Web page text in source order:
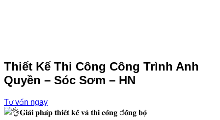
Thiết Kế Thi Công Công Trình Anh
Quyền – Sóc Sơm – HN
Tư vấn ngay
𝐆𝐢𝐚̉𝐢 𝐩𝐡𝐚́𝐩 𝐭𝐡𝐢𝐞̂́𝐭 𝐤𝐞̂́ 𝐯𝐚̀ 𝐭𝐡𝐢 𝐜𝐨̂𝐧𝐠 đ𝐨̂̀𝐧𝐠 𝐛𝐨̣̂